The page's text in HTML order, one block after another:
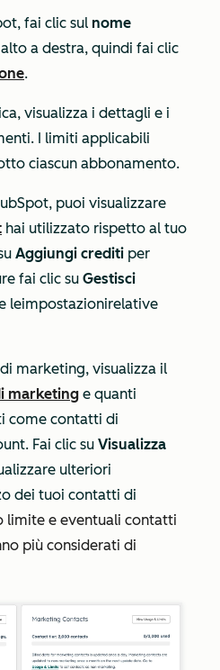
fai clic sul nome
a destra, quindi fai clic
.
, visualizza i dettagli e i
I limiti applicabili
ciascun abbonamento.
, puoi visualizzare
hai utilizzato rispetto al tuo
Aggiungi crediti per
fai clic su Gestisci
leimpostazionirelative
marketing, visualizza il
marketing e quanti
come contatti di
Fai clic su Visualizza
ulteriori
dei tuoi contatti di
limite e eventuali contatti
più considerati di